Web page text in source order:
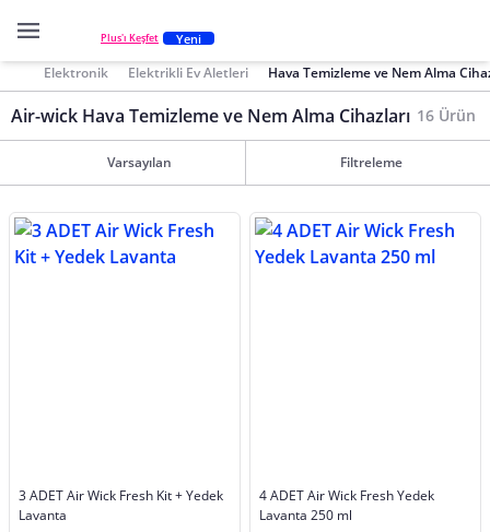
Plus'ı Keşfet Yeni
Elektronik Elektrikli Ev Aletleri Hava Temizleme ve Nem Alma
Air-wick Hava Temizleme ve Nem Alma Cihazları 16 Ürün
Varsayılan Filtreleme
3 ADET Air Wick Fresh Kit + Yedek
Lavanta
4 ADET Air Wick Fresh Yedek
Lavanta 250 ml